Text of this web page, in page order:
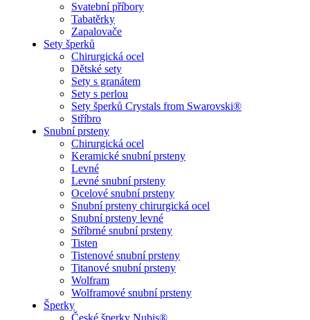
Svatební příbory
Tabatěrky
Zapalovače
Sety šperků
Chirurgická ocel
Dětské sety
Sety s granátem
Sety s perlou
Sety šperků Crystals from Swarovski®
Stříbro
Snubní prsteny
Chirurgická ocel
Keramické snubní prsteny
Levné
Levné snubní prsteny
Ocelové snubní prsteny
Snubní prsteny chirurgická ocel
Snubní prsteny levné
Stříbrné snubní prsteny
Tisten
Tistenové snubní prsteny
Titanové snubní prsteny
Wolfram
Wolframové snubní prsteny
Šperky
České šperky Nubis®